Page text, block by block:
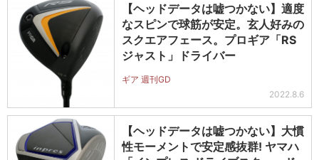
【ヘッドデータは嘘つかない】適度
なスピンで球筋が安定。玄人好みの
スクエアフェース。プロギア「RS
ジャスト」ドライバー
ギア 週刊GD
2022.8.6
【ヘッドデータは嘘つかない】大慣
性モーメントで安定感抜群! ヤマハ